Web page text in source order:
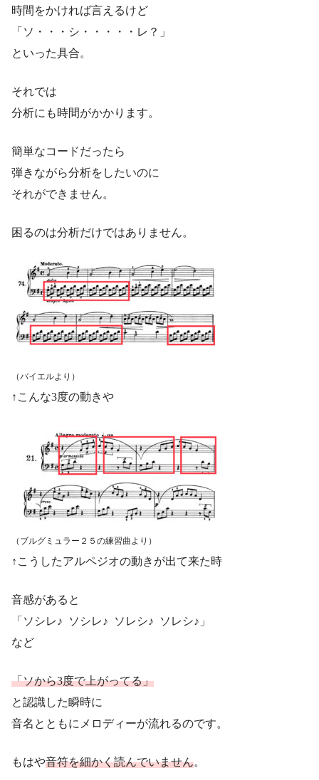
時間をかければ言えるけど
「ソ・・・シ・・・・・レ？」
といった具合。
それでは
分析にも時間がかかります。
簡単なコードだったら
弾きながら分析をしたいのに
それができません。
困るのは分析だけではありません。
（バイエルより）
↑こんな3度の動きや
（ブルグミュラー２５の練習曲より）
↑こうしたアルペジオの動きが出て来た時
音感があると
「ソシレ♪ ソシレ♪ ソレシ♪ ソレシ♪」
など
「ソから3度で上がってる」
と認識した瞬時に
音名とともにメロディーが流れるのです。
もはや音符を細かく読んでいません。